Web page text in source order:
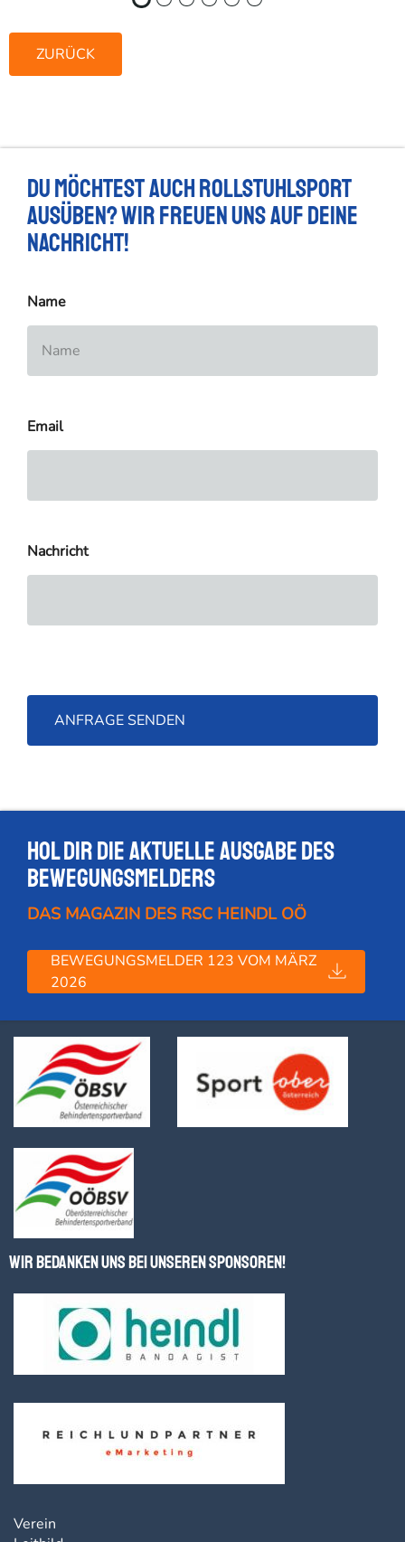
ZURÜCK
Du möchtest auch Rollstuhlsport
ausüben? Wir freuen uns auf deine
Nachricht!
Name
Email
Nachricht
Hol dir die Aktuelle Ausgabe des
Bewegungsmelders
DAS MAGAZIN DES RSC HEINDL OÖ
BEWEGUNGSMELDER 123 VOM MÄRZ
2026
Wir bedanken uns bei unseren Sponsoren!
Verein